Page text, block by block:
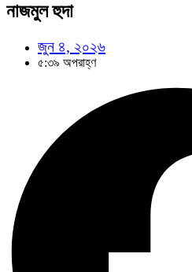
নাজমুল হুদা
জুন ৪, ২০২৬
৫:৩৯ অপরাহ্ণ